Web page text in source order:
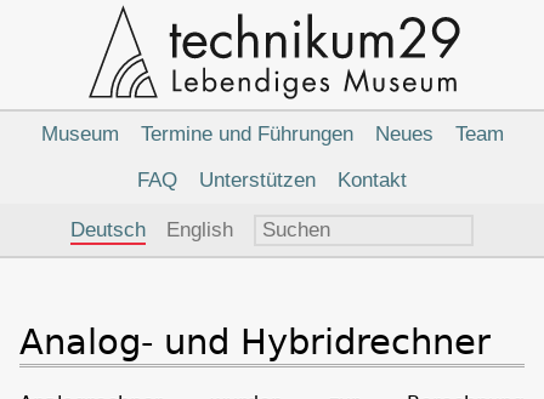
Analog- und Hybridrechner
Hauptnavigation
Museum Termine und Führungen Neues
Team
FAQ
Unterstützen Kontakt
Sprachauswahl
Deutsch English